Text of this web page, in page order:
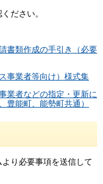
ださい。
書類作成の手引き（必要
事業者等向け）様式集
業者などの指定・更新に
豊能町、能勢町共通）
り必要事項を送信して